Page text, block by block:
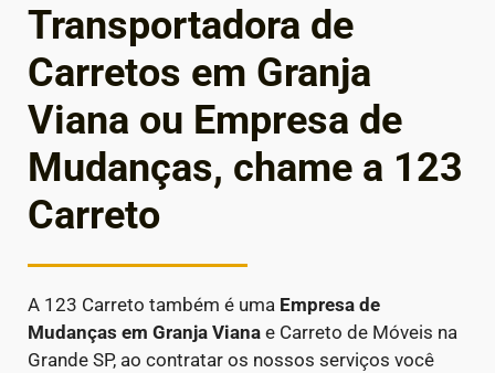
Transportadora de
Carretos em Granja
Viana ou Empresa de
Mudanças, chame a 123
Carreto
A 123 Carreto também é uma Empresa de
Mudanças em Granja Viana e Carreto de Móveis na
Grande SP, ao contratar os nossos serviços você